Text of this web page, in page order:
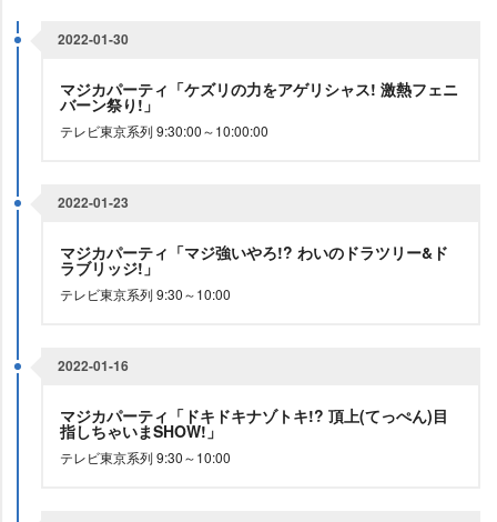
2022-01-30
マジカパーティ「ケズリの力をアゲリシャス! 激熱フェニ
バーン祭り!」
テレビ東京系列 9:30:00～10:00:00
2022-01-23
マジカパーティ「マジ強いやろ!? わいのドラツリー&ド
ラブリッジ!」
テレビ東京系列 9:30～10:00
2022-01-16
マジカパーティ「ドキドキナゾトキ!? 頂上(てっぺん)目
指しちゃいまSHOW!」
テレビ東京系列 9:30～10:00